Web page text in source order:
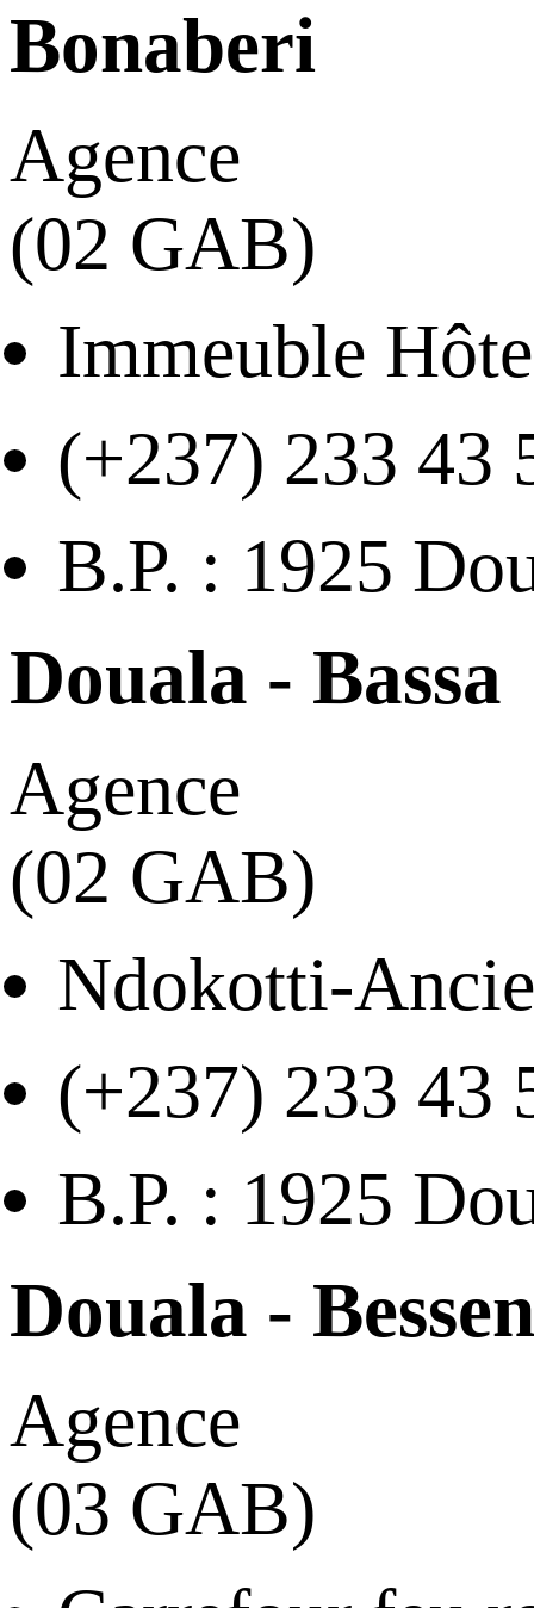
Bonaberi
Agence
(02 GAB)
Immeuble
(+237) 233 43
B.P. : 1925
Douala - Bassa
Agence
(02 GAB)
Ndokotti-
(+237) 233 43
B.P. : 1925
Douala -
Agence
(03 GAB)